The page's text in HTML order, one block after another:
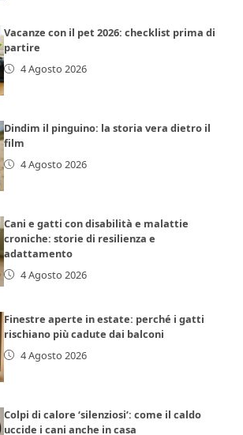
Vacanze con il pet 2026: checklist prima di
partire
4 Agosto 2026
Dindim il pinguino: la storia vera dietro il
film
4 Agosto 2026
Cani e gatti con disabilità e malattie
croniche: storie di resilienza e
adattamento
4 Agosto 2026
Finestre aperte in estate: perché i gatti
rischiano più cadute dai balconi
4 Agosto 2026
Colpi di calore ‘silenziosi’: come il caldo
uccide i cani anche in casa